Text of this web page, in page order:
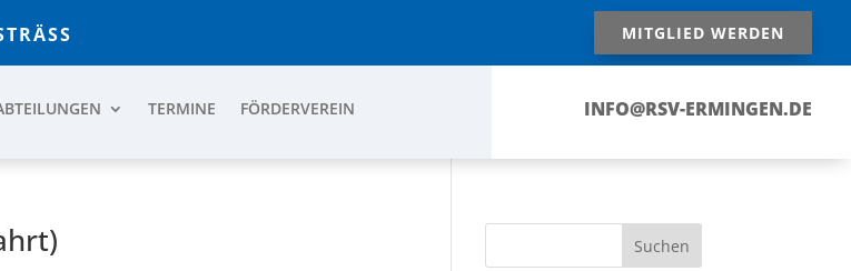
MITGLIED WERDEN
TERMINE
FÖRDERVEREIN
INFO@RSV-ERMINGEN.DE
Suchen